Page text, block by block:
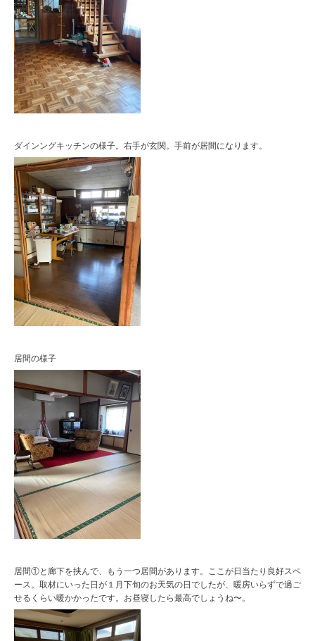
ダインングキッチンの様子。右手が玄関。手前が居間になります。
居間の様子
居間①と廊下を挟んで、もう一つ居間があります。ここが日当たり良好スペ
ース。取材にいった日が１月下旬のお天気の日でしたが、暖房いらずで過ご
せるくらい暖かかったです。お昼寝したら最高でしょうね〜。